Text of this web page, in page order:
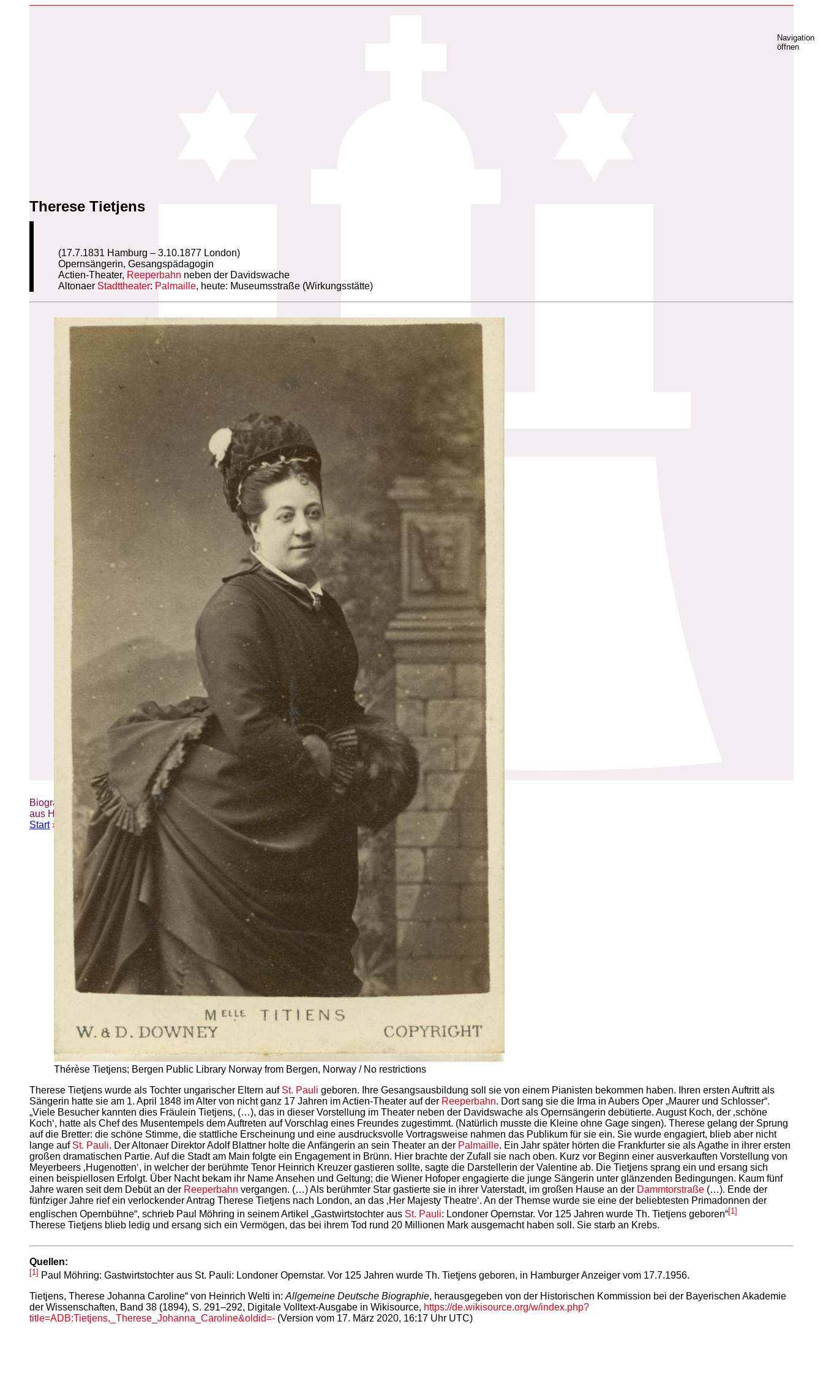
Biografien-Datenbank: Frauen
aus Hamburg
Start» Erweiterte Suche » Therese Tietjens
Navigation
öffnen
Therese Tietjens
(17.7.1831 Hamburg – 3.10.1877 London)
Opernsängerin, Gesangspädagogin
Actien-Theater, Reeperbahn neben der Davidswache
Altonaer Stadttheater: Palmaille, heute: Museumsstraße (Wirkungsstätte)
Thérèse Tietjens; Bergen Public Library Norway from Bergen, Norway / No restrictions
Therese Tietjens wurde als Tochter ungarischer Eltern auf St. Pauli geboren. Ihre Gesangsausbildung soll sie von einem Pianisten bekommen haben. Ihren ersten Auftritt als
Sängerin hatte sie am 1. April 1848 im Alter von nicht ganz 17 Jahren im Actien-Theater auf der Reeperbahn. Dort sang sie die Irma in Aubers Oper „Maurer und Schlosser“.
„Viele Besucher kannten dies Fräulein Tietjens, (…), das in dieser Vorstellung im Theater neben der Davidswache als Opernsängerin debütierte. August Koch, der ‚schöne
Koch‘, hatte als Chef des Musentempels dem Auftreten auf Vorschlag eines Freundes zugestimmt. (Natürlich musste die Kleine ohne Gage singen). Therese gelang der Sprung
auf die Bretter: die schöne Stimme, die stattliche Erscheinung und eine ausdrucksvolle Vortragsweise nahmen das Publikum für sie ein. Sie wurde engagiert, blieb aber nicht
lange auf St. Pauli. Der Altonaer Direktor Adolf Blattner holte die Anfängerin an sein Theater an der Palmaille. Ein Jahr später hörten die Frankfurter sie als Agathe in ihrer ersten
großen dramatischen Partie. Auf die Stadt am Main folgte ein Engagement in Brünn. Hier brachte der Zufall sie nach oben. Kurz vor Beginn einer ausverkauften Vorstellung von
Meyerbeers ‚Hugenotten‘, in welcher der berühmte Tenor Heinrich Kreuzer gastieren sollte, sagte die Darstellerin der Valentine ab. Die Tietjens sprang ein und ersang sich
einen beispiellosen Erfolgt. Über Nacht bekam ihr Name Ansehen und Geltung; die Wiener Hofoper engagierte die junge Sängerin unter glänzenden Bedingungen. Kaum fünf
Jahre waren seit dem Debüt an der Reeperbahn vergangen. (…) Als berühmter Star gastierte sie in ihrer Vaterstadt, im großen Hause an der Dammtorstraße (…). Ende der
fünfziger Jahre rief ein verlockender Antrag Therese Tietjens nach London, an das ‚Her Majesty Theatre‘. An der Themse wurde sie eine der beliebtesten Primadonnen der
englischen Opernbühne“, schrieb Paul Möhring in seinem Artikel „Gastwirtstochter aus St. Pauli: Londoner Opernstar. Vor 125 Jahren wurde Th. Tietjens geboren“[1]
Therese Tietjens blieb ledig und ersang sich ein Vermögen, das bei ihrem Tod rund 20 Millionen Mark ausgemacht haben soll. Sie starb an Krebs.
Quellen:
[1] Paul Möhring: Gastwirtstochter aus St. Pauli: Londoner Opernstar. Vor 125 Jahren wurde Th. Tietjens geboren, in Hamburger Anzeiger vom 17.7.1956.
Tietjens, Therese Johanna Caroline“ von Heinrich Welti in: Allgemeine Deutsche Biographie, herausgegeben von der Historischen Kommission bei der Bayerischen Akademie
der Wissenschaften, Band 38 (1894), S. 291–292, Digitale Volltext-Ausgabe in Wikisource, https://de.wikisource.org/w/index.php?
title=ADB:Tietjens,_Therese_Johanna_Caroline&oldid=- (Version vom 17. März 2020, 16:17 Uhr UTC)